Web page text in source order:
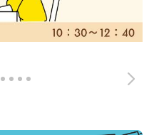
会員登録